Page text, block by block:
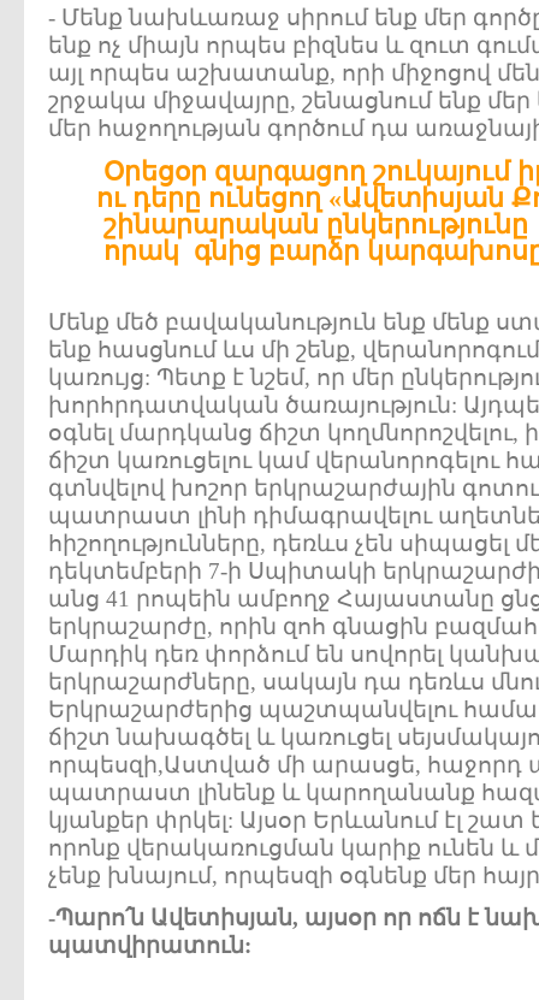
- Մենք նախևառաջ սիրում ենք մեր
ենք ոչ միայն որպես բիզնես և զուտ
այլ որպես աշխատանք, որի միջոցով
շրջակա միջավայրը, շենացնում ենք մեր
մեր հաջողության գործում դա
Օրեցօր զարգացող շուկայում
ու դերը ունեցող «Ավետիսյան
շինարարական ընկերությունը
որակ գնից բարձր
Մենք մեծ բավականություն ենք մենք
ենք հասցնում ևս մի շենք,
կառույց: Պետք է նշեմ, որ մեր
խորհրդատվական ծառայություն:
օգնել մարդկանց ճիշտ
ճիշտ կառուցելու կամ վերանորոգելու
գտնվելով խոշոր երկրաշարժային
պատրաստ լինի դիմագրավելու
հիշողությունները, դեռևս չեն սիպացել
դեկտեմբերի 7-ի Սպիտակի
անց 41 րոպեին ամբողջ Հայաստանը
երկրաշարժը, որին զոհ գնացին
Մարդիկ դեռ փորձում են սովորել
երկրաշարժները, սակայն դա դեռևս
Երկրաշարժերից պաշտպանվելու
ճիշտ նախագծել և կառուցել
որպեսզի,Աստված մի արասցե, հաջորդ
պատրաստ լինենք և կարողանանք
կյանքեր փրկել: Այսօր Երևանում էլ շատ
որոնք վերակառուցման կարիք ունեն և
չենք խնայում, որպեսզի օգնենք մեր
-Պարո՛ն Ավետիսյան, այսօր որ ոճն է
պատվիրատուն: